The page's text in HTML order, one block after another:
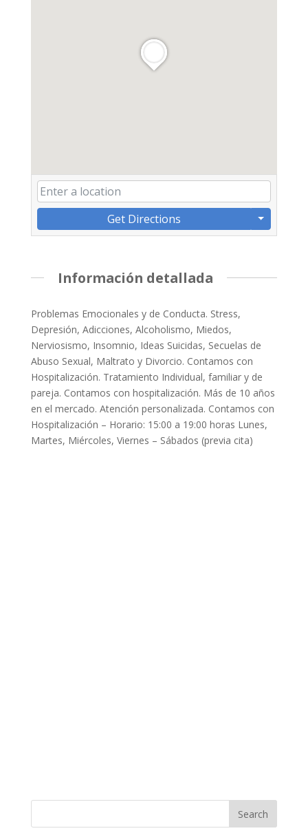
Get Directions
Información detallada
Problemas Emocionales y de Conducta. Stress,
Depresión, Adicciones, Alcoholismo, Miedos,
Nerviosismo, Insomnio, Ideas Suicidas, Secuelas de
Abuso Sexual, Maltrato y Divorcio. Contamos con
Hospitalización. Tratamiento Individual, familiar y de
pareja. Contamos con hospitalización. Más de 10 años
en el mercado. Atención personalizada. Contamos con
Hospitalización – Horario: 15:00 a 19:00 horas Lunes,
Martes, Miércoles, Viernes – Sábados (previa cita)